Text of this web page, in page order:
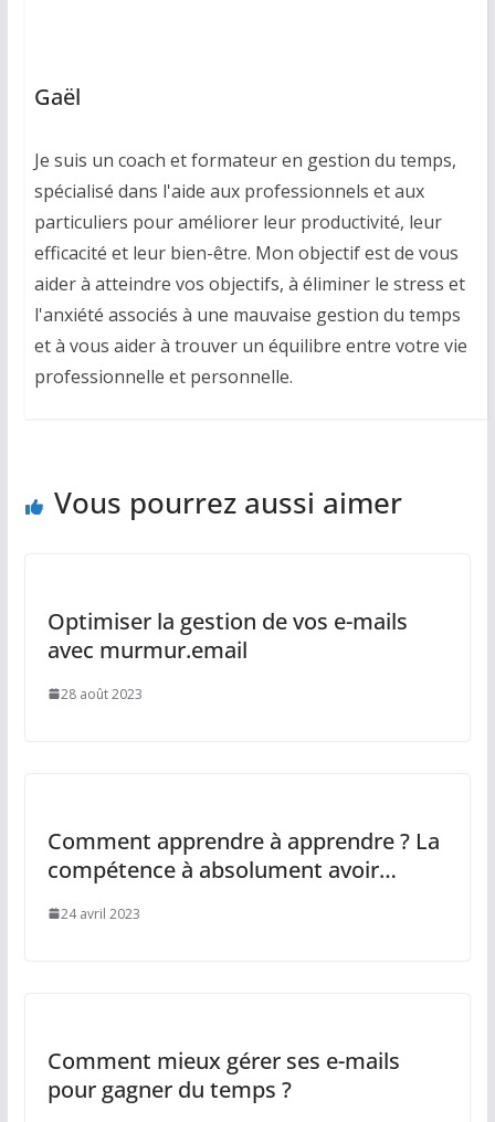
Gaël
Je suis un coach et formateur en gestion du temps,
spécialisé dans l'aide aux professionnels et aux
particuliers pour améliorer leur productivité, leur
efficacité et leur bien-être. Mon objectif est de vous
aider à atteindre vos objectifs, à éliminer le stress et
l'anxiété associés à une mauvaise gestion du temps
et à vous aider à trouver un équilibre entre votre vie
professionnelle et personnelle.
Vous pourrez aussi aimer
Optimiser la gestion de vos e-mails
avec murmur.email
28 août 2023
Comment apprendre à apprendre ? La
compétence à absolument avoir…
24 avril 2023
Comment mieux gérer ses e-mails
pour gagner du temps ?